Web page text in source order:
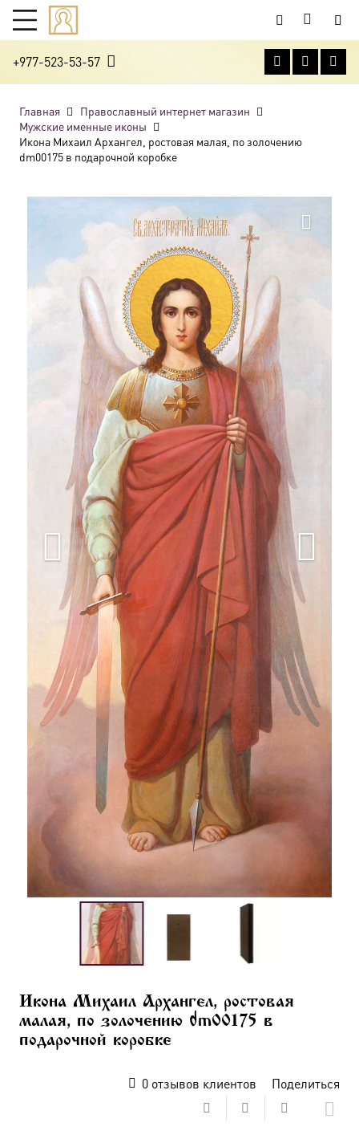
+977-523-53-57
Главная
Православный интернет магазин
Мужские именные иконы
Икона Михаил Архангел, ростовая малая, по золочению
dm00175 в подарочной коробке
Икона Михаил Архангел, ростовая
малая, по золочению dm00175 в
подарочной коробке
0отзывов клиентов Поделиться